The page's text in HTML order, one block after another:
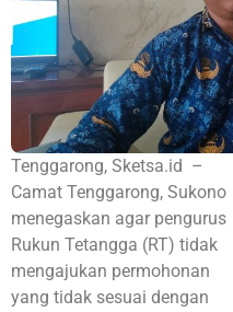
Tenggarong, Sketsa.id –
Camat Tenggarong, Sukono
menegaskan agar pengurus
Rukun Tetangga (RT) tidak
mengajukan permohonan
yang tidak sesuai dengan